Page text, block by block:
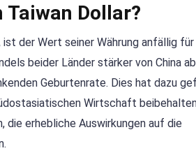
Dollar?
der Wert seiner Währung anfällig für
beider Länder stärker von China
Geburtenrate. Dies hat dazu
Wirtschaft
erhebliche Auswirkungen auf die